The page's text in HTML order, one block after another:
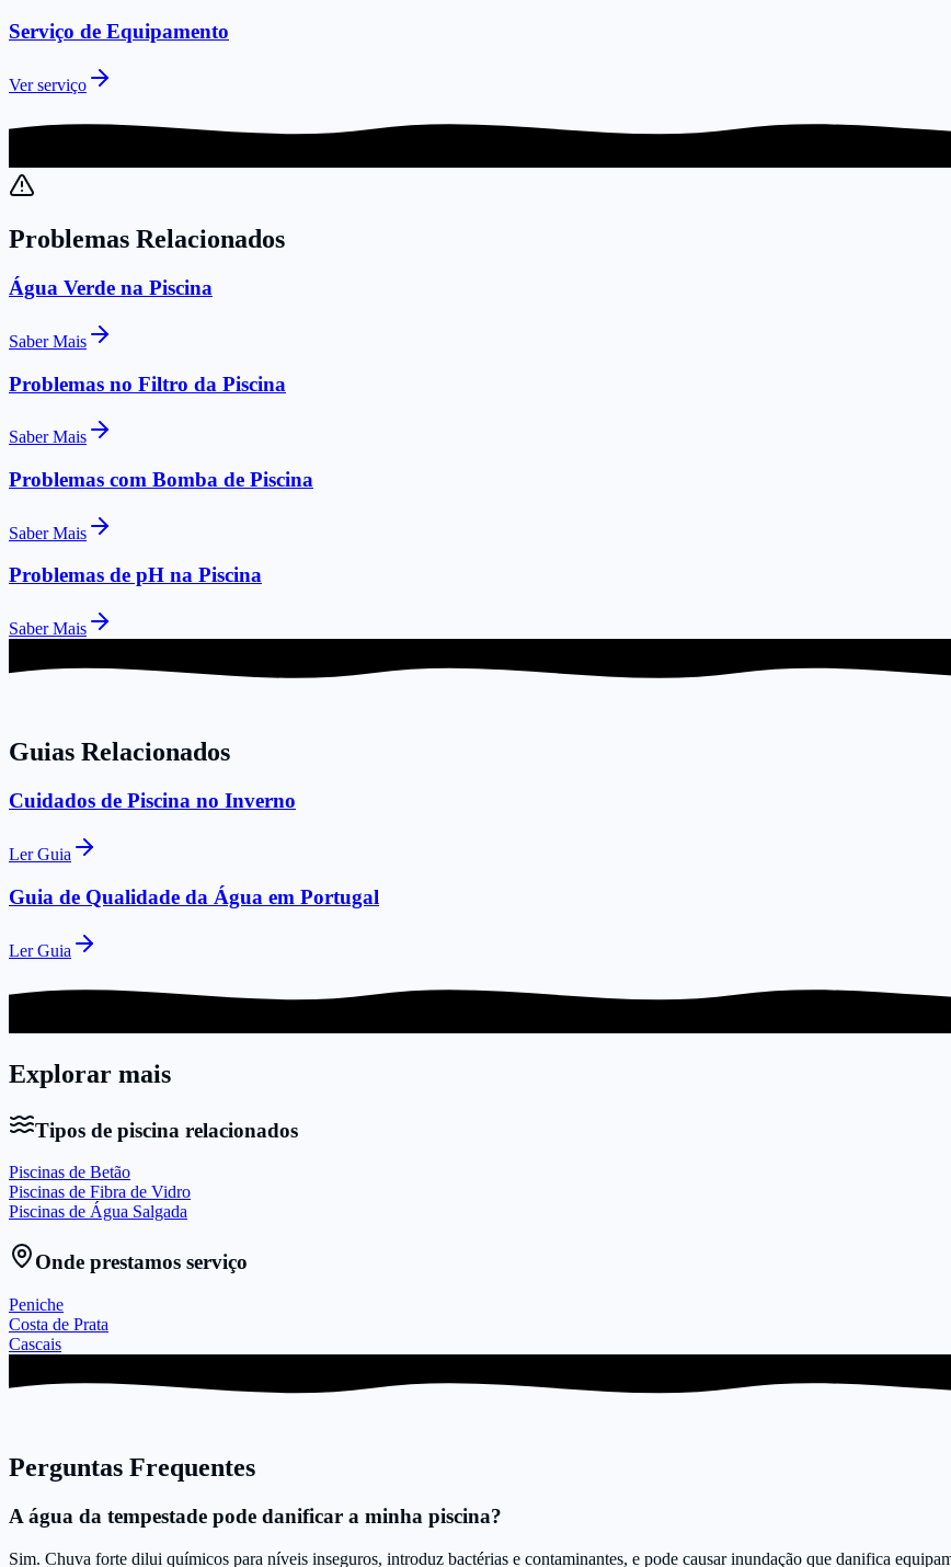
Serviço de Equipamento
Ver serviço
Problemas Relacionados
Água Verde na Piscina
Saber Mais
Problemas no Filtro da Piscina
Saber Mais
Problemas com Bomba de Piscina
Saber Mais
Problemas de pH na Piscina
Saber Mais
Guias Relacionados
Cuidados de Piscina no Inverno
Ler Guia
Guia de Qualidade da Água em Portugal
Ler Guia
Explorar mais
Tipos de piscina relacionados
Piscinas de Betão
Piscinas de Fibra de Vidro
Piscinas de Água Salgada
Onde prestamos serviço
Peniche
Costa de Prata
Cascais
Perguntas Frequentes
A água da tempestade pode danificar a minha piscina?
Sim. Chuva forte dilui químicos para níveis inseguros, introduz bactérias e contaminantes, e pode causar inundação que danifica